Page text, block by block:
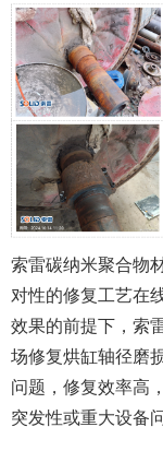
索雷碳纳米聚合物
对性的修复工艺在
效果的前提下，索
场修复烘缸轴径磨
问题，修复效率高
突发性或重大设备